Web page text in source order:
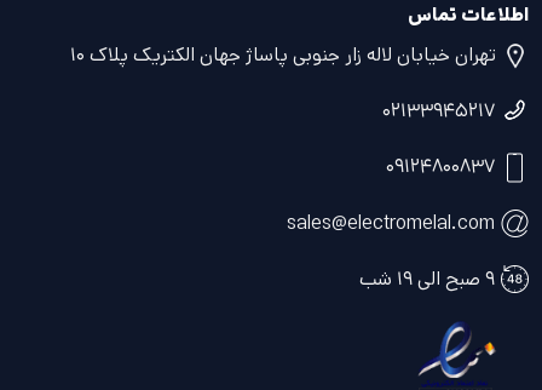
اطلاعات تماس
تهران خیابان لاله زار جنوبی پاساژ جهان الکتریک پلاک ۱۰
۰۲۱۳۳۹۴۵۲۱۷
۰۹۱۲۴۸۰۰۸۳۷
sales@electromelal.com